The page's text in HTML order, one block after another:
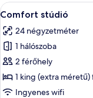
A
következő
szoba
összes
képének
megtekintése:
Comfort
14
Comfort stúdió
24 négyzetméter
1 hálószoba
2 férőhely
1 king (extra méretű)
Ingyenes wifi